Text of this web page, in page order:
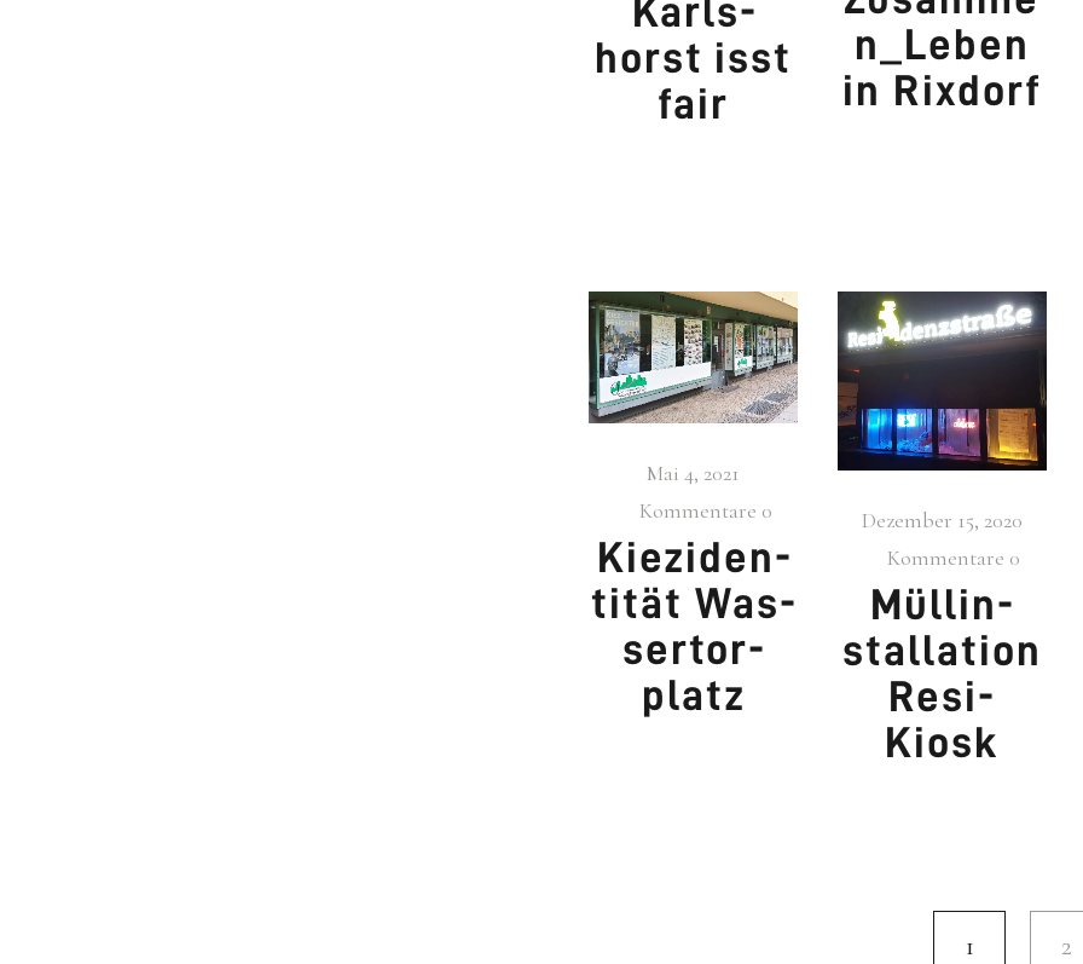
Karls­
horst isst
fair
n_Leben
in Rix­dorf
Mai 4, 2021
Kommentare 0
Kiezi­den­
ti­tät Was­
ser­tor­
platz
Dezember 15, 2020
Kommentare 0
Müll­in­
stal­la­ti­on
Resi-
Kiosk
1 2